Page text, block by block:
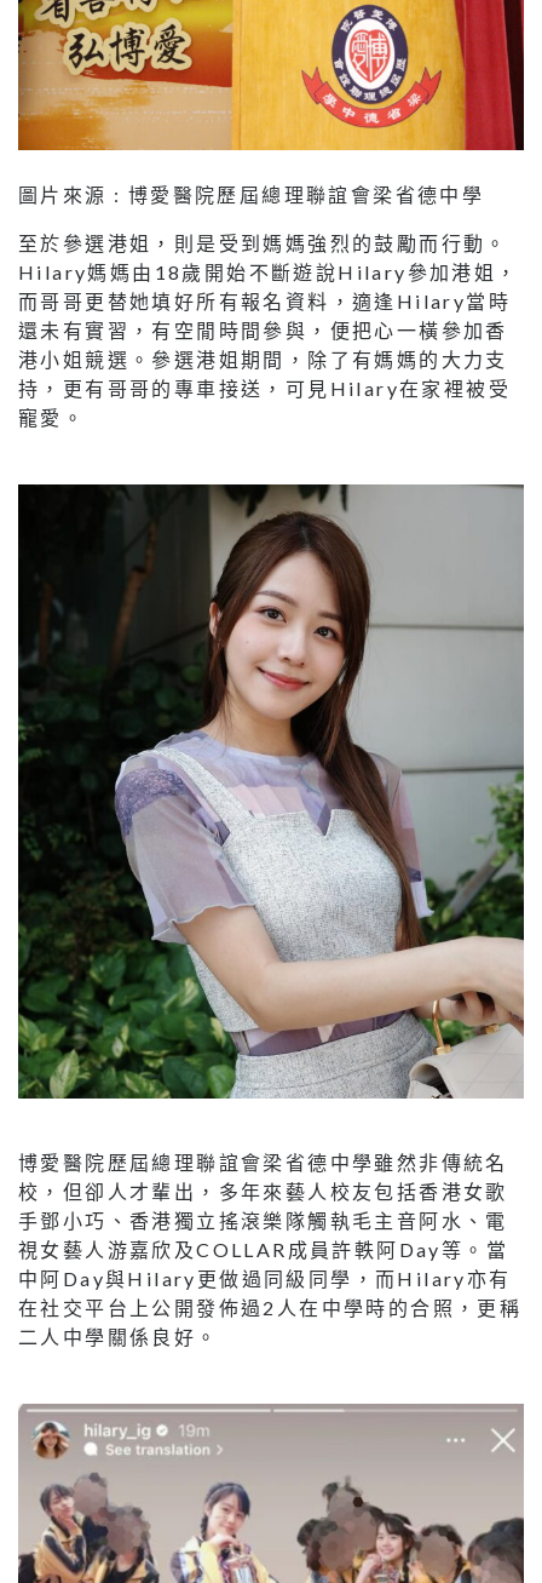
圖片來源 : 博愛醫院歷屆總理聯誼會梁省德中學
至於參選港姐，則是受到媽媽強烈的鼓勵而行動。
Hilary媽媽由18歲開始不斷遊說Hilary參加港姐，
而哥哥更替她填好所有報名資料，適逢Hilary當時
還未有實習，有空閒時間參與，便把心一橫參加香
港小姐競選。參選港姐期間，除了有媽媽的大力支
持，更有哥哥的專車接送，可見Hilary在家裡被受
寵愛。
博愛醫院歷屆總理聯誼會梁省德中學雖然非傳統名
校，但卻人才輩出，多年來藝人校友包括香港女歌
手鄧小巧、香港獨立搖滾樂隊觸執毛主音阿水、電
視女藝人游嘉欣及COLLAR成員許軼阿Day等。當
中阿Day與Hilary更做過同級同學，而Hilary亦有
在社交平台上公開發佈過2人在中學時的合照，更稱
二人中學關係良好。